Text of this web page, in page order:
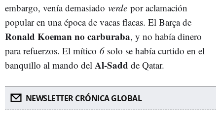
embargo, venía demasiado verde por aclamación
popular en una época de vacas flacas. El Barça de
Ronald Koemanno carburaba, y no había dinero
para refuerzos. El mítico 6 solo se había curtido en el
banquillo al mando del Al-Sadd de Qatar.
NEWSLETTER CRÓNICA GLOBAL